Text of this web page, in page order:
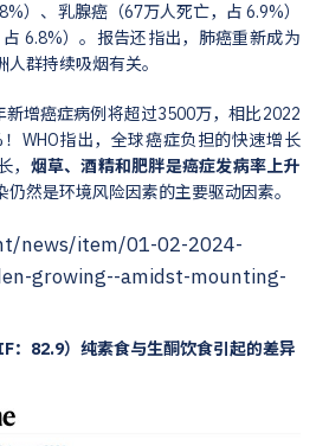
）、乳腺癌（67万人死亡，占 6.9%）
6.8%）。报告还指出，肺癌重新成为
群持续吸烟有关。
新增癌症病例将超过3500万，相比2022
WHO指出，全球癌症负担的快速增长
， 烟草、酒精和肥胖是癌症发病率上升
仍然是环境风险因素的主要驱动因素。
news/item/01-02-2024-
growing--amidst-mounting-
：82.9）纯素食与生酮饮食引起的差异